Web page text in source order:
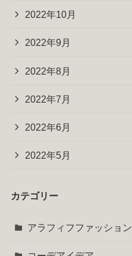
2022年10月
2022年9月
2022年8月
2022年7月
2022年6月
2022年5月
カテゴリー
アラフィフファッション